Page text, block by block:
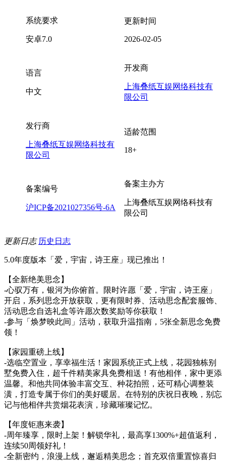
系统要求
安卓7.0
更新时间
2026-02-05
语言
中文
开发商
上海叠纸互娱网络科技有
限公司
发行商
上海叠纸互娱网络科技有
限公司
适龄范围
18+
备案编号
沪ICP备2021027356号-6A
备案主办方
上海叠纸互娱网络科技有
限公司
更新日志 历史日志
5.0年度版本「爱，宇宙，诗王座」现已推出！
【全新绝美思念】
-心驭万有，银河为你俯首。限时许愿「爱，宇宙，诗王座」
开启，系列思念开放获取，更有限时券、活动思念配套服饰、
活动思念自选礼盒等许愿次数奖励等你获取！
-参与「焕梦映此间」活动，获取升温指南，5张全新思念免费
领！
【家园重磅上线】
-选临空置业，享幸福生活！家园系统正式上线，花园独栋别
墅免费入住，超千件精美家具免费相送！有他相伴，家中更添
温馨。和他共同体验丰富交互、种花拍照，还可精心调整装
潢，打造专属于你们的美好暖居。在特别的庆祝日夜晚，别忘
记与他相伴共赏烟花表演，珍藏璀璨记忆。
【年度钜惠来袭】
-周年臻享，限时上架！解锁华礼，最高享1300%+超值返利，
连续50周领好礼！
-全新密约，浪漫上线，邂逅精美思念；首充双倍重置惊喜归